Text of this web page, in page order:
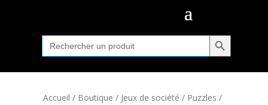
Search
for:
Search Button
Accueil / Boutique / Jeux de société / Puzzles /